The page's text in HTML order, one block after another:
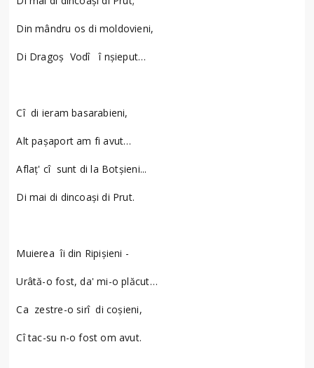
Din mândru os di moldovieni,
Di Dragoș Vodî î nșieput…
Cî di ieram basarabieni,
Alt pașaport am fi avut…
Aflaţ' cî sunt di la Botșieni...
Di mai di dincoași di Prut.
Muierea îi din Ripișieni -
Urâtă-o fost, da' mi-o plăcut…
Ca zestre-o sirî di coșieni,
Cî tac-su n-o fost om avut.